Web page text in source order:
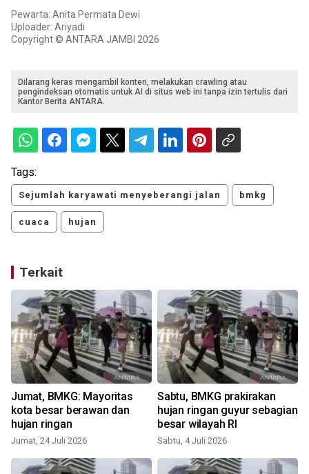
Pewarta: Anita Permata Dewi
Uploader: Ariyadi
Copyright © ANTARA JAMBI 2026
Dilarang keras mengambil konten, melakukan crawling atau
pengindeksan otomatis untuk AI di situs web ini tanpa izin tertulis dari
Kantor Berita ANTARA.
Tags:
Sejumlah karyawati menyeberangi jalan bmkg
cuaca hujan
Terkait
Jumat, BMKG: Mayoritas
kota besar berawan dan
hujan ringan
Jumat, 24 Juli 2026
Sabtu, BMKG prakirakan
hujan ringan guyur sebagian
besar wilayah RI
Sabtu, 4 Juli 2026